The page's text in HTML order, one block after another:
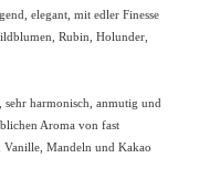
elegant, mit edler Finesse
Rubin, Holunder,
harmonisch, anmutig und
Aroma von fast
Mandeln und Kakao